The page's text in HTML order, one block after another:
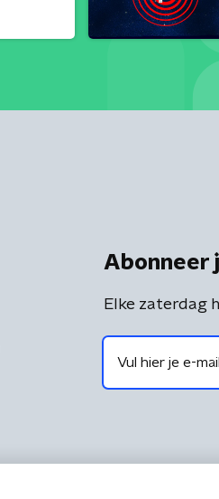
Abonneer
Elke zaterdag